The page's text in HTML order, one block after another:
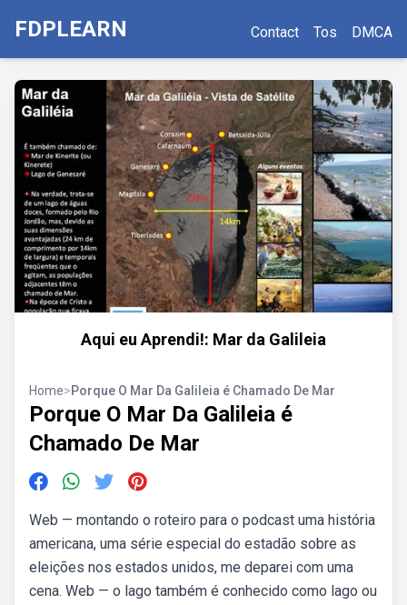
FDPLEARN Contact Tos DMCA
Aqui eu Aprendi!: Mar da Galileia
Home>Porque O Mar Da Galileia é Chamado De Mar
Porque O Mar Da Galileia é
Chamado De Mar
Web — montando o roteiro para o podcast uma história
americana, uma série especial do estadão sobre as
eleições nos estados unidos, me deparei com uma
cena. Web — o lago também é conhecido como lago ou